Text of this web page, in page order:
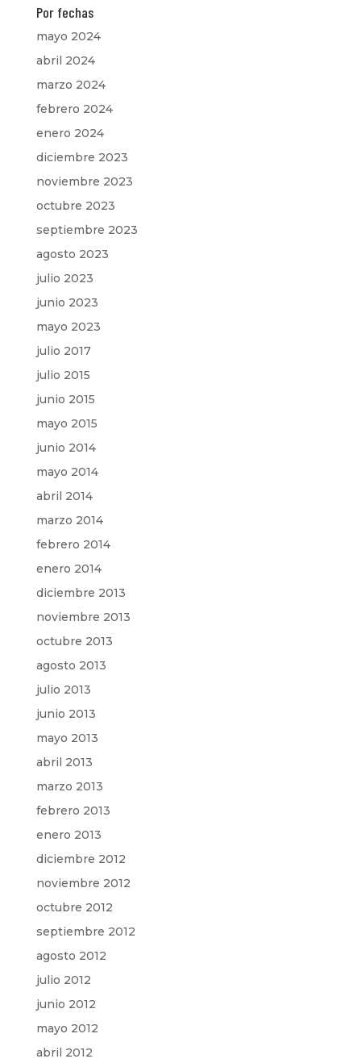
Por fechas
mayo 2024
abril 2024
marzo 2024
febrero 2024
enero 2024
diciembre 2023
noviembre 2023
octubre 2023
septiembre 2023
agosto 2023
julio 2023
junio 2023
mayo 2023
julio 2017
julio 2015
junio 2015
mayo 2015
junio 2014
mayo 2014
abril 2014
marzo 2014
febrero 2014
enero 2014
diciembre 2013
noviembre 2013
octubre 2013
agosto 2013
julio 2013
junio 2013
mayo 2013
abril 2013
marzo 2013
febrero 2013
enero 2013
diciembre 2012
noviembre 2012
octubre 2012
septiembre 2012
agosto 2012
julio 2012
junio 2012
mayo 2012
abril 2012